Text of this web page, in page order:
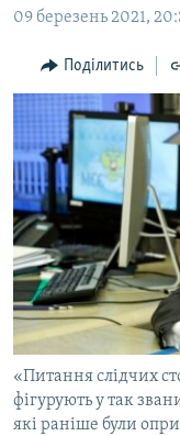
до
навігації
Перейти
пошуку
ПОЛІТИКА
БЛОГИ
ПОГЛЯД
ІНТЕРВ'Ю
ВСЕ ЗА ДЕНЬ
СПЕЦПРОЕКТИ
ДЕПОРТАЦІЯ
ВІДЕОУРОКИ «ELIFBE»
СВІДЧЕННЯ ОКУПАЦІЇ
УКРАЇНСЬКА
ІНФОГРАФІКА
ЯК ОБІЙТИ
Русский
Qırımtatar
ДОЛУЧАЙСЯ!
09 березень 2021,
Поділитись
«Питання слідчих
фігурують у так
які раніше були